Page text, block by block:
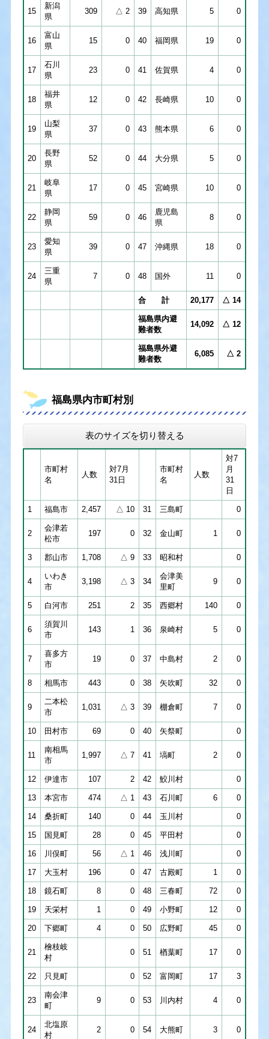
15
新潟
県
309 △ 2 39 高知県 5 0
16
富山
県
15 0 40 福岡県 19 0
17
石川
県
23 0 41 佐賀県 4 0
18
福井
県
12 0 42 長崎県 10 0
19
山梨
県
37 0 43 熊本県 6 0
20
長野
県
52 0 44 大分県 5 0
21
岐阜
県
17 0 45 宮崎県 10 0
22
静岡
県
59 0 46
鹿児島
県
8 0
23
愛知
県
39 0 47 沖縄県 18 0
24
三重
県
7 0 48 国外 11 0
合 計 20,177 △ 14
福島県内避
難者数
14,092 △ 12
福島県外避
難者数
6,085 △ 2
福島県内市町村別
表のサイズを切り替える
市町村
名
人数
対7月
31日
市町村
名
人数
対7
月
31
日
1 福島市 2,457 △ 10 31 三島町 0
2
会津若
松市
197 0 32 金山町 1 0
3 郡山市 1,708 △ 9 33 昭和村 0
4
いわき
市
3,198 △ 3 34
会津美
里町
9 0
5 白河市 251 2 35 西郷村 140 0
6
須賀川
市
143 1 36 泉崎村 5 0
7
喜多方
市
19 0 37 中島村 2 0
8 相馬市 443 0 38 矢吹町 32 0
9
二本松
市
1,031 △ 3 39 棚倉町 7 0
10 田村市 69 0 40 矢祭町 0
11
南相馬
市
1,997 △ 7 41 塙町 2 0
12 伊達市 107 2 42 鮫川村 0
13 本宮市 474 △ 1 43 石川町 6 0
14 桑折町 140 0 44 玉川村 0
15 国見町 28 0 45 平田村 0
16 川俣町 56 △ 1 46 浅川町 0
17 大玉村 196 0 47 古殿町 1 0
18 鏡石町 8 0 48 三春町 72 0
19 天栄村 1 0 49 小野町 12 0
20 下郷町 4 0 50 広野町 45 0
21
檜枝岐
村
0 51 楢葉町 17 0
22 只見町 0 52 富岡町 17 3
23
南会津
町
9 0 53 川内村 4 0
24
北塩原
村
2 0 54 大熊町 3 0